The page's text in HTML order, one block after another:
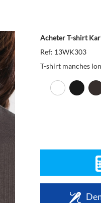
Acheter T-shirt
Ref: 13WK303
T-shirt manches